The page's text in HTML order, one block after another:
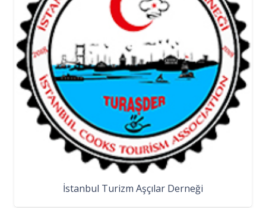
İstanbul Turizm Aşçılar Derneği